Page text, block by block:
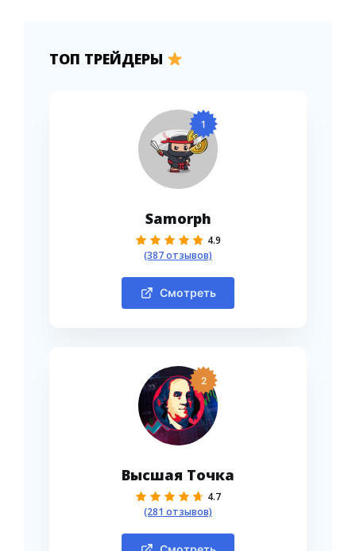
ТОП ТРЕЙДЕРЫ
1
Samorph
4.9
(387 отзывов)
Смотреть
2
Высшая Точка
4.7
(281 отзывов)